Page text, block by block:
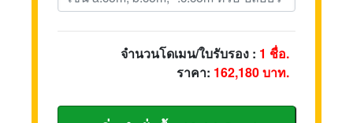
จำนวนโดเมน/ใบรับรอง : 1 ชื่อ.
ราคา: 162,180บาท.